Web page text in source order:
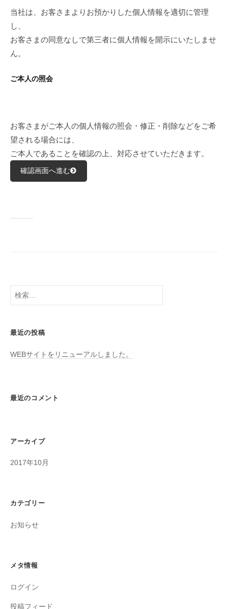
当社は、お客さまよりお預かりした個人情報を適切に管理
し、
お客さまの同意なしで第三者に個人情報を開示にいたしませ
ん。
ご本人の照会
お客さまがご本人の個人情報の照会・修正・削除などをご希
望される場合には、
ご本人であることを確認の上、対応させていただきます。
確認画面へ進む
検
索:
最近の投稿
WEBサイトをリニューアルしました。
最近のコメント
アーカイブ
2017年10月
カテゴリー
お知らせ
メタ情報
ログイン
投稿フィード